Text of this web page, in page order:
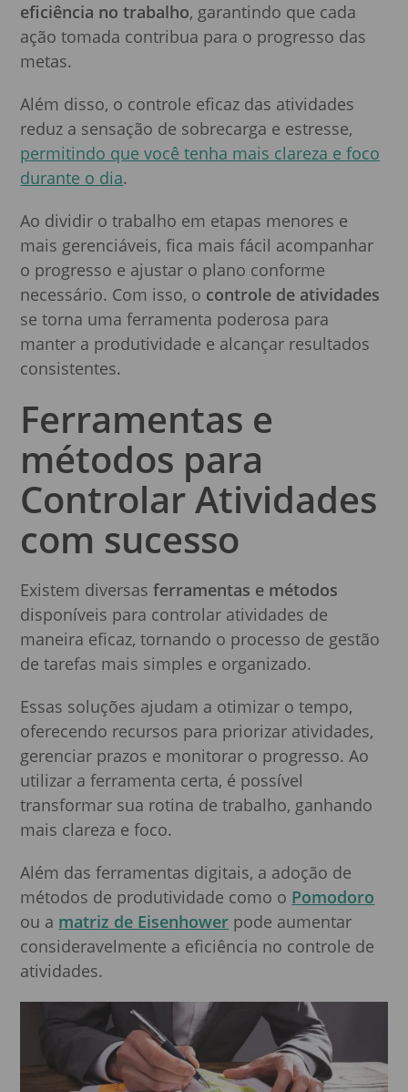
eficiência no trabalho, garantindo que cada
ação tomada contribua para o progresso das
metas.
Além disso, o controle eficaz das atividades
reduz a sensação de sobrecarga e estresse,
permitindo que você tenha mais clareza e foco
durante o dia.
Ao dividir o trabalho em etapas menores e
mais gerenciáveis, fica mais fácil acompanhar
o progresso e ajustar o plano conforme
necessário. Com isso, o controle de atividades
se torna uma ferramenta poderosa para
manter a produtividade e alcançar resultados
consistentes.
Ferramentas e
métodos para
Controlar Atividades
com sucesso
Existem diversasferramentas e métodos
disponíveis para controlar atividades de
maneira eficaz, tornando o processo de gestão
de tarefas mais simples e organizado.
Essas soluções ajudam a otimizar o tempo,
oferecendo recursos para priorizar atividades,
gerenciar prazos e monitorar o progresso. Ao
utilizar a ferramenta certa, é possível
transformar sua rotina de trabalho, ganhando
mais clareza e foco.
Além das ferramentas digitais, a adoção de
métodos de produtividade como o Pomodoro
ou a matriz de Eisenhower pode aumentar
consideravelmente a eficiência no controle de
atividades.